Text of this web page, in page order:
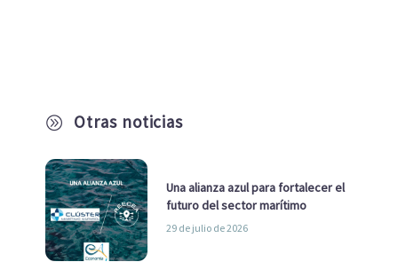
A Otras noticias
Una alianza azul para fortalecer el
futuro del sector marítimo
29 de julio de 2026